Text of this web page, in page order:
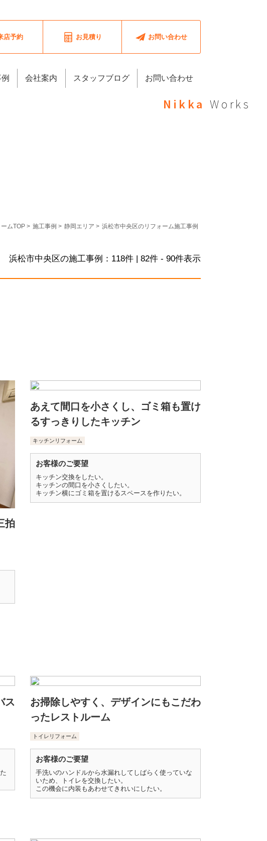
店予約 お見積り お問い合わせ
会社案内 スタッフブログ お問い合わせ
Nikka Works
ームTOP > 施工事例 > 静岡エリア > 浜松市中央区のリフォーム施工事例
浜松市中央区の施工事例： 118件 | 82件 - 90件表示
拍
あえて間口を小さくし、ゴミ箱も置け
るすっきりしたキッチン
キッチンリフォーム
お客様のご要望
キッチン交換をしたい。
キッチンの間口を小さくしたい。
キッチン横にゴミ箱を置けるスペースを作りたい。
ス
お掃除しやすく、デザインにもこだわ
ったレストルーム
トイレリフォーム
お客様のご要望
手洗いのハンドルから水漏れしてしばらく使っていな
いため、トイレを交換したい。
この機会に内装もあわせてきれいにしたい。